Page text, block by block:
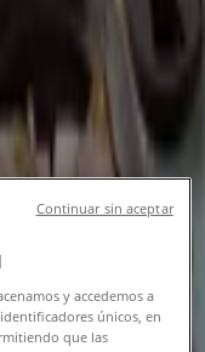
盛祭 開催いたし
y accedemos a
únicos, en
que las
Continuar sin aceptar